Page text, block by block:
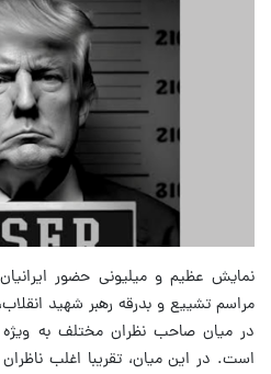
نمایش عظیم و میلیونی حضور
مراسم تشییع و بدرقه رهبر شهید
در میان صاحب نظران مختلف به
است. در این میان، تقریبا اغلب